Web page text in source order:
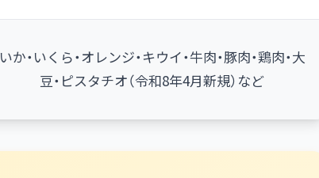
いか・いくら・オレンジ・キウイ・牛肉・豚肉・鶏肉・大
豆・ピスタチオ（令和8年4月新規）など